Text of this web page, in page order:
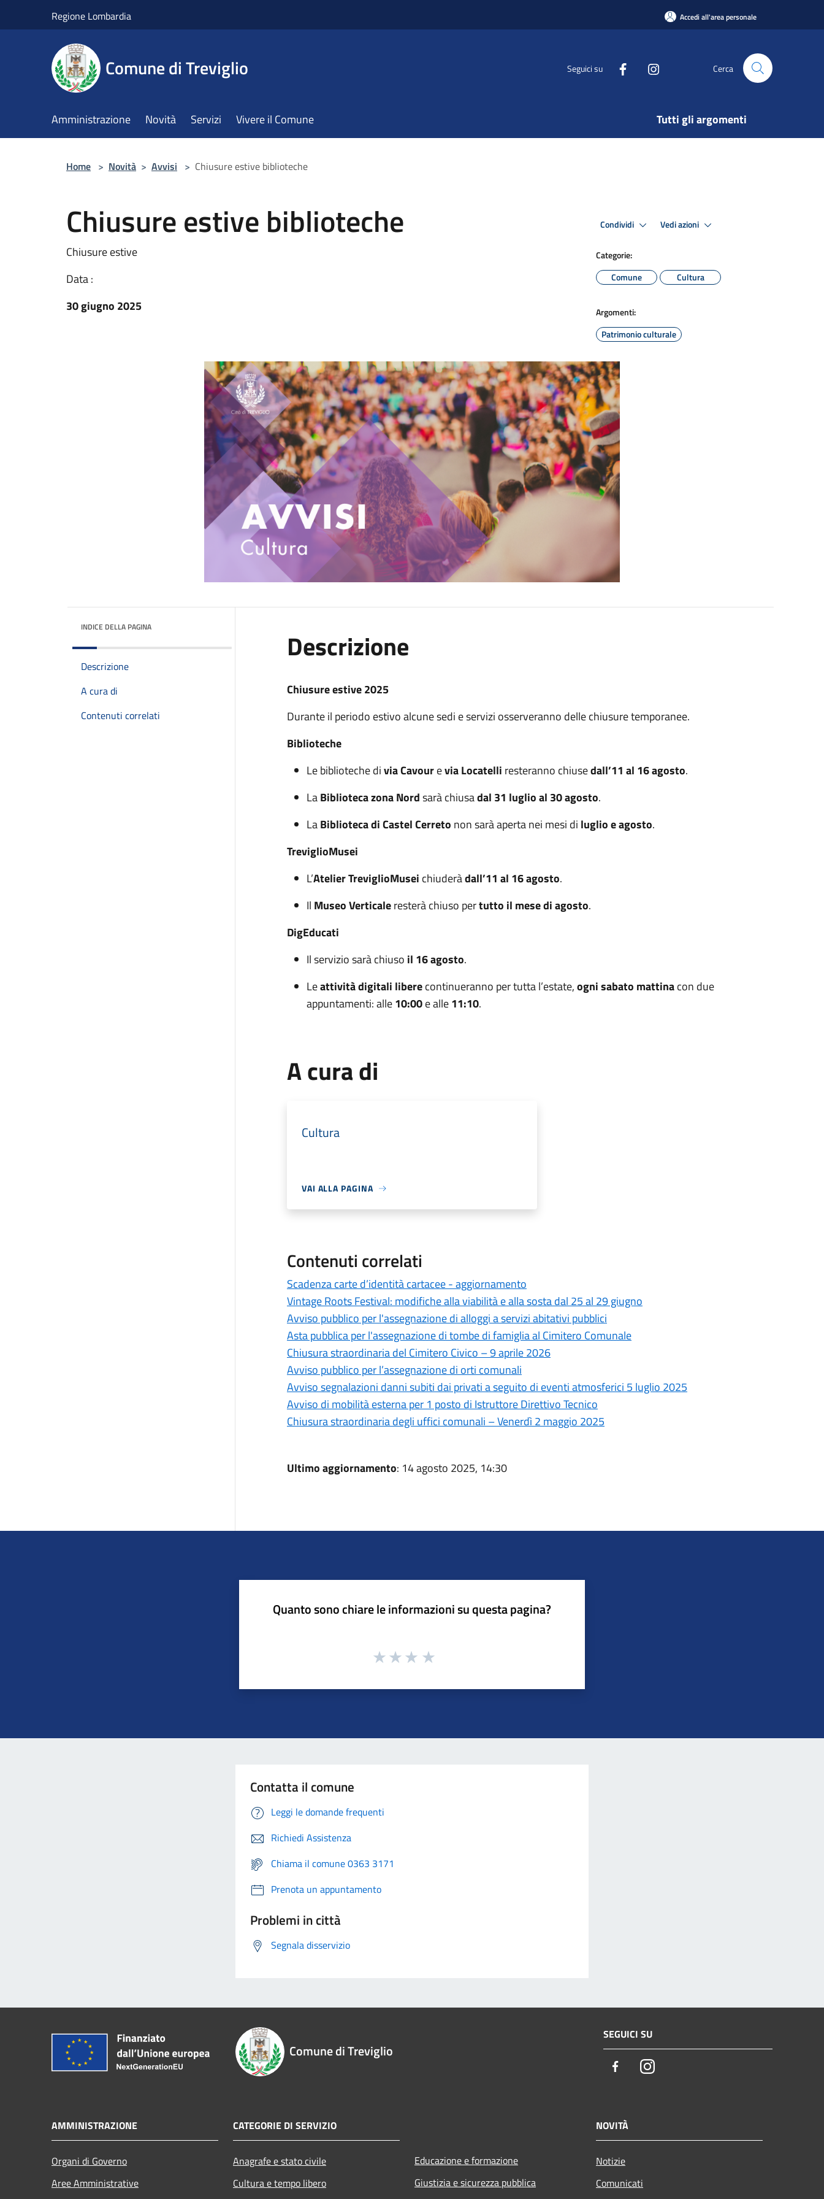
Regione Lombardia Accedi all'area personale
Comune di Treviglio Seguici su Cerca
Amministrazione Novità Servizi Vivere il Comune Tutti gli argomenti
Home > Novità > Avvisi > Chiusure estive biblioteche
Chiusure estive biblioteche
Chiusure estive
Data :
30 giugno 2025
Condividi Vedi azioni
Categorie:
Comune
Cultura
Argomenti:
Patrimonio culturale
INDICE DELLA PAGINA
Descrizione
A cura di
Contenuti correlati
Descrizione
Chiusure estive 2025
Durante il periodo estivo alcune sedi e servizi osserveranno delle chiusure temporanee.
Biblioteche
Le biblioteche divia Cavourevia Locatelli resteranno chiusedall’11 al 16 agosto.
LaBiblioteca zona Nordsarà chiusadal 31 luglio al 30 agosto.
LaBiblioteca di Castel Cerreto non sarà aperta nei mesi di luglio e agosto.
TreviglioMusei
L’Atelier TreviglioMusei chiuderàdall’11 al 16 agosto.
Il Museo Verticaleresterà chiuso pertutto il mese di agosto.
DigEducati
Il servizio sarà chiuso il 16 agosto.
Leattività digitali liberecontinueranno per tutta l’estate,ogni sabato mattinacon due
appuntamenti: alle10:00e alle11:10.
A cura di
Cultura
VAI ALLA PAGINA
Contenuti correlati
Scadenza carte d’identità cartacee - aggiornamento
Vintage Roots Festival: modifiche alla viabilità e alla sosta dal 25 al 29 giugno
Avviso pubblico per l'assegnazione di alloggi a servizi abitativi pubblici
Asta pubblica per l'assegnazione di tombe di famiglia al Cimitero Comunale
Chiusura straordinaria del Cimitero Civico – 9 aprile 2026
Avviso pubblico per l’assegnazione di orti comunali
Avviso segnalazioni danni subiti dai privati a seguito di eventi atmosferici 5 luglio 2025
Avviso di mobilità esterna per 1 posto di Istruttore Direttivo Tecnico
Chiusura straordinaria degli uffici comunali – Venerdì 2 maggio 2025
Ultimo aggiornamento: 14 agosto 2025, 14:30
Quanto sono chiare le informazioni su questa pagina?
Contatta il comune
Leggi le domande frequenti
Richiedi Assistenza
Chiama il comune 0363 3171
Prenota un appuntamento
Problemi in città
Segnala disservizio
Comune di Treviglio
SEGUICI SU
FacebookInstagram
AMMINISTRAZIONE
Organi di Governo
Aree Amministrative
CATEGORIE DI SERVIZIO
Anagrafe e stato civile
Cultura e tempo libero
Educazione e formazione
Giustizia e sicurezza pubblica
NOVITÀ
Notizie
Comunicati